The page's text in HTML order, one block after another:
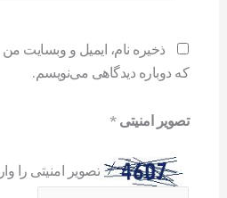
ذخیره نام، ایمیل و وبسایت
که دوباره دیدگاهی می‌نویسم.
تصویر امنیتی*
تصویر امنیتی را